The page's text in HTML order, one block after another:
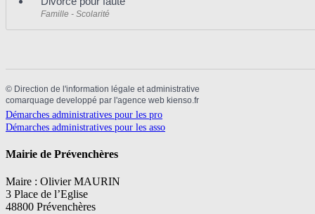
Famille - Scolarité
© Direction de l'information légale et administrative
comarquage developpé par l'agence web kienso.fr
Démarches administratives pour les pro
Démarches administratives pour les asso
Mairie de Prévenchères
Maire : Olivier MAURIN
3 Place de l’Eglise
48800 Prévenchères